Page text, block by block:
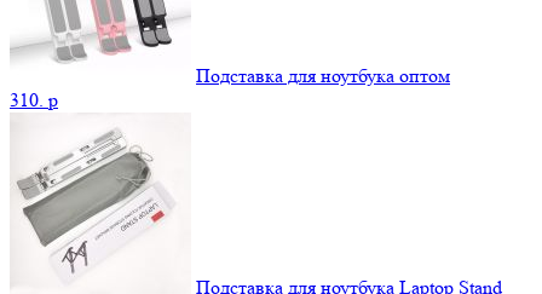
Подставка для ноутбука оптом
310. p
Подставка для ноутбука Laptop Stand